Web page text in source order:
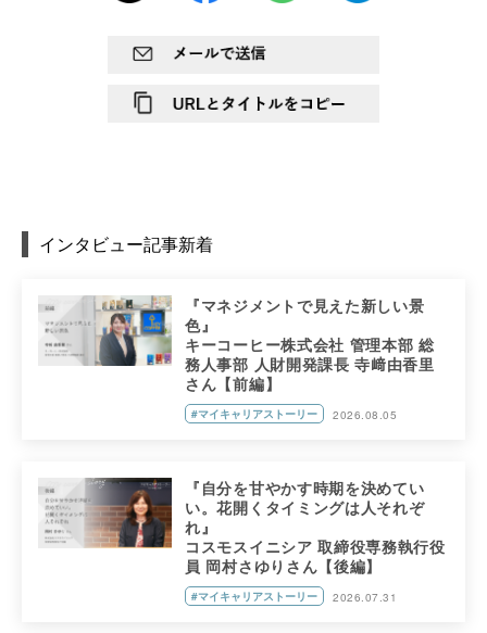
インタビュー記事新着
『マネジメントで見えた新しい景
色』
キーコーヒー株式会社 管理本部 総
務人事部 人財開発課長 寺﨑由香里
さん【前編】
#マイキャリアストーリー 2026.08.05
『自分を甘やかす時期を決めてい
い。花開くタイミングは人それぞ
れ』
コスモスイニシア 取締役専務執行役
員 岡村さゆりさん【後編】
#マイキャリアストーリー 2026.07.31